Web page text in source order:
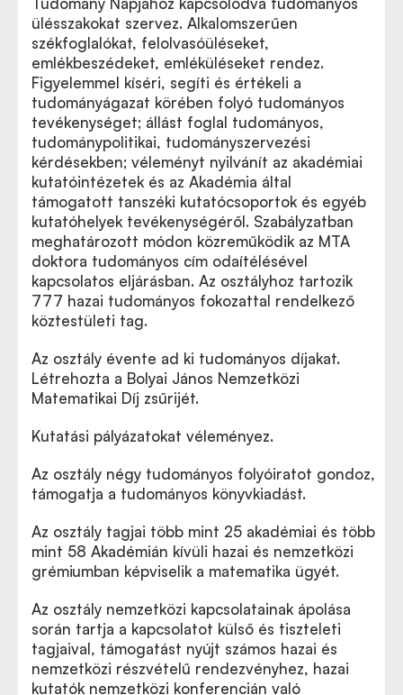
ülésszakokat szervez. Alkalomszerűen
székfoglalókat, felolvasóüléseket,
emlékbeszédeket, emléküléseket rendez.
Figyelemmel kíséri, segíti és értékeli a
tudományágazat körében folyó tudományos
tevékenységet; állást foglal tudományos,
tudománypolitikai, tudományszervezési
kérdésekben; véleményt nyilvánít az akadémiai
kutatóintézetek és az Akadémia által
támogatott tanszéki kutatócsoportok és egyéb
kutatóhelyek tevékenységéről. Szabályzatban
meghatározott módon közreműködik az MTA
doktora tudományos cím odaítélésével
kapcsolatos eljárásban. Az osztályhoz tartozik
777 hazai tudományos fokozattal rendelkező
köztestületi tag.
Az osztály évente ad ki tudományos díjakat.
Létrehozta a Bolyai János Nemzetközi
Matematikai Díj zsűrijét.
Kutatási pályázatokat véleményez.
Az osztály négy tudományos folyóiratot gondoz,
támogatja a tudományos könyvkiadást.
Az osztály tagjai több mint 25 akadémiai és több
mint 58 Akadémián kívüli hazai és nemzetközi
grémiumban képviselik a matematika ügyét.
Az osztály nemzetközi kapcsolatainak ápolása
során tartja a kapcsolatot külső és tiszteleti
tagjaival, támogatást nyújt számos hazai és
nemzetközi részvételű rendezvényhez, hazai
kutatók nemzetközi konferencián való